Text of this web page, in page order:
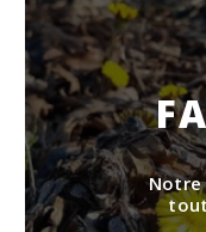
Notre